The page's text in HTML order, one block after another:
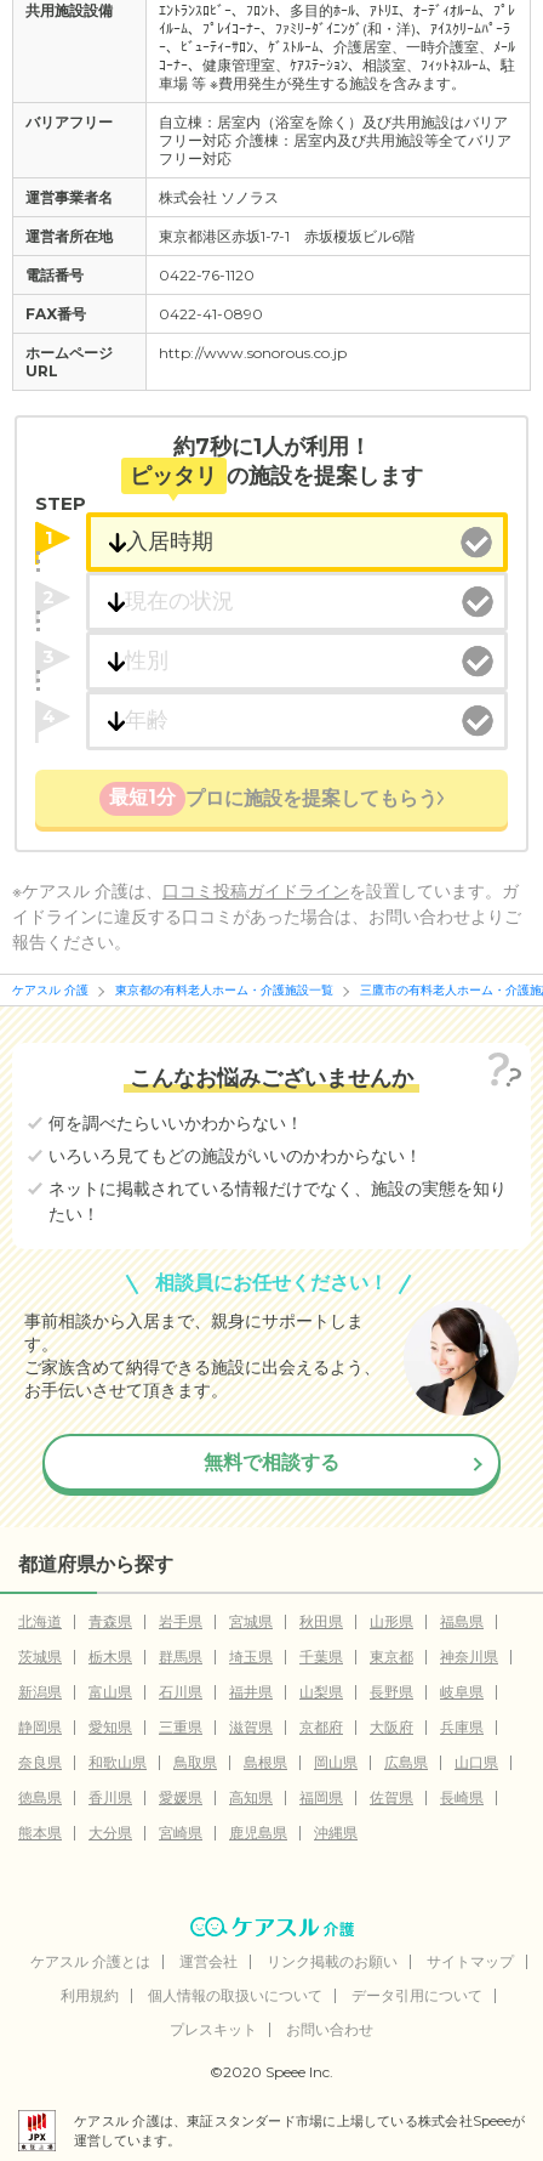
共用施設設備
ｴﾝﾄﾗﾝｽﾛﾋﾞｰ、ﾌﾛﾝﾄ、多目的ﾎｰﾙ、ｱﾄﾘｴ、ｵｰﾃﾞｨｵﾙｰﾑ、ﾌﾟﾚ
ｲﾙｰﾑ、ﾌﾟﾚｲｺｰﾅｰ、ﾌｧﾐﾘｰﾀﾞｲﾆﾝｸﾞ(和・洋)、ｱｲｽｸﾘｰﾑﾊﾟｰﾗ
ｰ、ﾋﾞｭｰﾃｨｰｻﾛﾝ、ｹﾞｽﾄﾙｰﾑ、介護居室、一時介護室、ﾒｰﾙ
ｺｰﾅｰ、健康管理室、ｹｱｽﾃｰｼｮﾝ、相談室、ﾌｨｯﾄﾈｽﾙｰﾑ、駐
車場 等 ※費用発生が発生する施設を含みます。
バリアフリー
自立棟：居室内（浴室を除く）及び共用施設はバリア
フリー対応 介護棟：居室内及び共用施設等全てバリア
フリー対応
運営事業者名 株式会社 ソノラス
運営者所在地 東京都港区赤坂1-7-1 赤坂榎坂ビル6階
電話番号 0422-76-1120
FAX番号 0422-41-0890
ホームページ
URL
http://www.sonorous.co.jp
約7秒に1人が利用！
ピッタリ の施設を提案します
STEP
1
2
3
4
最短1分 プロに施設を提案してもらう
※ケアスル 介護は、 口コミ投稿ガイドラインを設置しています。ガ
イドラインに違反する口コミがあった場合は、お問い合わせよりご
報告ください。
ケアスル 介護 東京都の有料老人ホーム・介護施設一覧 三鷹市の有料老人ホーム・介護
こんなお悩みございませんか
何を調べたらいいかわからない！
いろいろ見てもどの施設がいいのかわからない！
ネットに掲載されている情報だけでなく、施設の実態を知り
たい！
相談員にお任せください！
事前相談から入居まで、親身にサポートしま
す。
ご家族含めて納得できる施設に出会えるよう、
お手伝いさせて頂きます。
無料で相談する
都道府県から探す
北海道 青森県 岩手県 宮城県 秋田県 山形県
福島県
茨城県
栃木県 群馬県 埼玉県 千葉県 東京都
神奈川県
新潟県
富山県 石川県 福井県 山梨県 長野県
岐阜県
静岡県
愛知県 三重県 滋賀県 京都府 大阪府
兵庫県
奈良県
和歌山県 鳥取県 島根県 岡山県 広島県
山口県
徳島県
香川県 愛媛県 高知県 福岡県 佐賀県
長崎県
熊本県
大分県 宮崎県 鹿児島県 沖縄県
ケアスル 介護とは 運営会社 リンク掲載のお願い
サイトマップ
利用規約
個人情報の取扱いについて
データ引用について
プレスキット
お問い合わせ
©2020 Speee Inc.
ケアスル 介護は、東証スタンダード市場に上場している株式会社Speeeが
運営しています。